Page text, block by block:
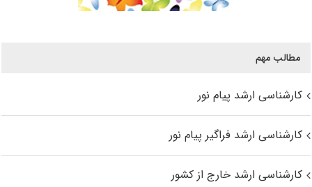
مطالب مهم
کارشناسی ارشد پیام نور
کارشناسی ارشد فراگیر پیام نور
کارشناسی ارشد خارج از کشور